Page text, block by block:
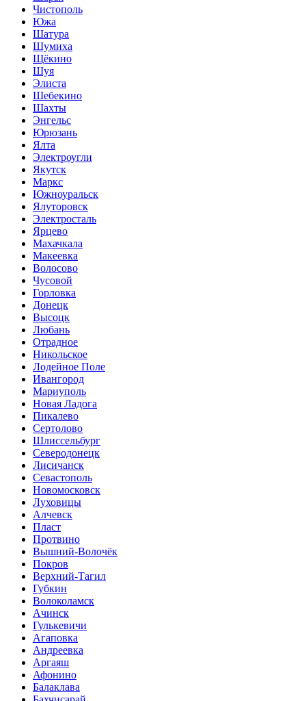
Чистополь
Южа
Шатура
Шумиха
Щёкино
Шуя
Элиста
Шебекино
Шахты
Энгельс
Юрюзань
Ялта
Электроугли
Якутск
Маркс
Южноуральск
Ялуторовск
Электросталь
Ярцево
Махачкала
Макеевка
Волосово
Чусовой
Горловка
Донецк
Высоцк
Любань
Отрадное
Никольское
Лодейное Поле
Ивангород
Мариуполь
Новая Ладога
Пикалево
Сертолово
Шлиссельбург
Северодонецк
Лисичанск
Севастополь
Новомосковск
Луховицы
Алчевск
Пласт
Протвино
Вышний-Волочёк
Покров
Верхний-Тагил
Губкин
Волоколамск
Ачинск
Гулькевичи
Агаповка
Андреевка
Аргаяш
Афонино
Балаклава